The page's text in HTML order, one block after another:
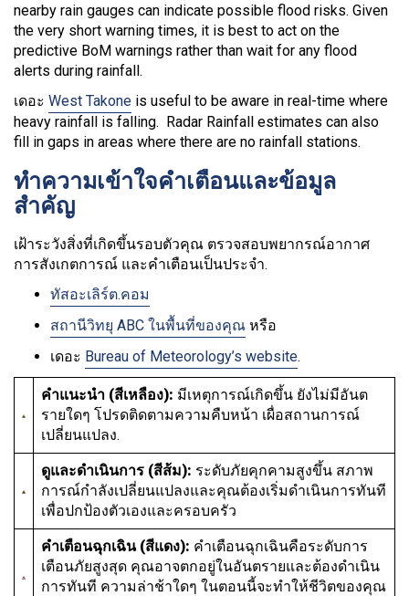
nearby rain gauges can indicate possible flood risks. Given
the very short warning times, it is best to act on the
predictive BoM warnings rather than wait for any flood
alerts during rainfall.
เดอะ West Takone is useful to be aware in real-time where
heavy rainfall is falling. Radar Rainfall estimates can also
fill in gaps in areas where there are no rainfall stations.
ทำความเข้าใจคำเตือนและข้อมูล
สำคัญ
เฝ้าระวังสิ่งที่เกิดขึ้นรอบตัวคุณ ตรวจสอบพยากรณ์อากาศ
การสังเกตการณ์ และคำเตือนเป็นประจำ.
ทัสอะเลิร์ต.คอม
สถานีวิทยุ ABC ในพื้นที่ของคุณ หรือ
เดอะ Bureau of Meteorology’s website.
คำแนะนำ (สีเหลือง): มีเหตุการณ์เกิดขึ้น ยังไม่มีอันต
รายใดๆ โปรดติดตามความคืบหน้า เผื่อสถานการณ์
เปลี่ยนแปลง.
ดูและดำเนินการ (สีส้ม): ระดับภัยคุกคามสูงขึ้น สภาพ
การณ์กำลังเปลี่ยนแปลงและคุณต้องเริ่มดำเนินการทันที
เพื่อปกป้องตัวเองและครอบครัว
คำเตือนฉุกเฉิน (สีแดง): คำเตือนฉุกเฉินคือระดับการ
เตือนภัยสูงสุด คุณอาจตกอยู่ในอันตรายและต้องดำเนิน
การทันที ความล่าช้าใดๆ ในตอนนี้จะทำให้ชีวิตของคุณ